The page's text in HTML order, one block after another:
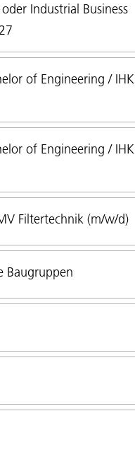
Industrial Business
of Engineering / IHK
of Engineering / IHK
Filtertechnik (m/w/d)
Baugruppen